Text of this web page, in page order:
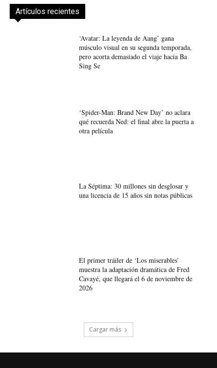
Artículos recientes
‘Avatar: La leyenda de Aang’ gana
músculo visual en su segunda temporada,
pero acorta demasiado el viaje hacia Ba
Sing Se
‘Spider-Man: Brand New Day’ no aclara
qué recuerda Ned: el final abre la puerta a
otra película
La Séptima: 30 millones sin desglosar y
una licencia de 15 años sin notas públicas
El primer tráiler de ‘Los miserables’
muestra la adaptación dramática de Fred
Cavayé, que llegará el 6 de noviembre de
2026
Cargar más